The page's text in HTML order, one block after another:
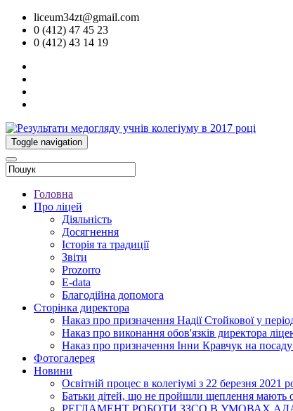
liceum34zt@gmail.com
0 (412) 47 45 23
0 (412) 43 14 19
Toggle navigation
Головна
Про ліцей
Діяльність
Досягнення
Історія та традиції
Звіти
Prozorro
E-data
Благодійна допомога
Сторінка директора
Наказ про призначення Надії Стойкової у
Наказ про виконання обов'язків директора
Наказ про призначення Інни Кравчук на
Фотогалерея
Новини
Освітній процес в колегіумі з 22 березня 2021
Батьки дітей, що не пройшли щеплення мають
РЕГЛАМЕНТ РОБОТИ ЗЗСО В УМОВАХ